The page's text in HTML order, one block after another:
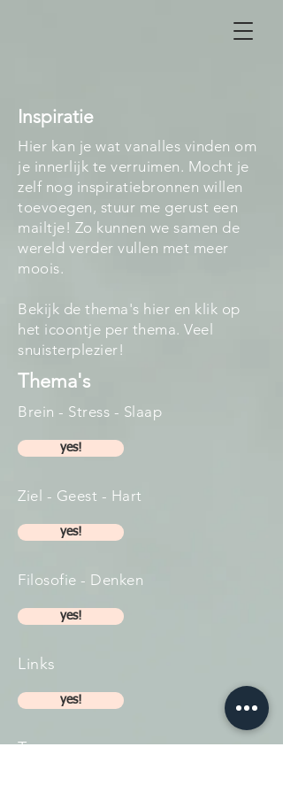
Inspiratie
Hier kan je wat vanalles vinden om
je innerlijk te verruimen. Mocht je
zelf nog inspiratiebronnen willen
toevoegen, stuur me gerust een
mailtje! Zo kunnen we samen de
wereld verder vullen met meer
moois.
Bekijk de thema's hier en klik op
het icoontje per thema. Veel
snuisterplezier!
Thema's
Brein - Stress - Slaap
yes!
Ziel - Geest - Hart
yes!
Filosofie - Denken
yes!
Links
yes!
Trauma